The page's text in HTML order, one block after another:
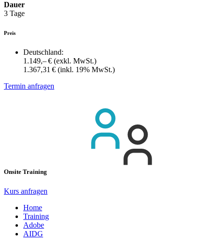
Dauer
3 Tage
Preis
Deutschland:
1.149,– € (exkl. MwSt.)
1.367,31 € (inkl. 19% MwSt.)
Termin anfragen
Onsite Training
Kurs anfragen
Home
Training
Adobe
AIDG